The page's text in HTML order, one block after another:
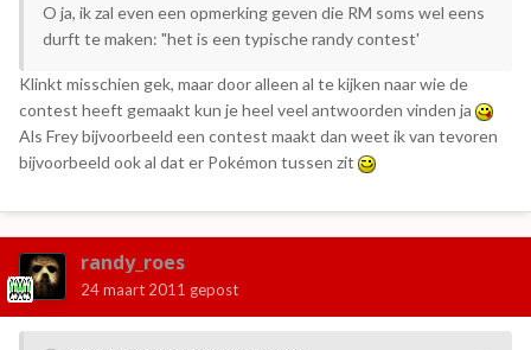
O ja, ik zal even een opmerking geven die RM soms wel eens
durft te maken: "het is een typische randy contest'
Klinkt misschien gek, maar door alleen al te kijken naar wie de
contest heeft gemaakt kun je heel veel antwoorden vinden ja
Als Frey bijvoorbeeld een contest maakt dan weet ik van tevoren
bijvoorbeeld ook al dat er Pokémon tussen zit
randy_roes
24 maart 2011 gepost